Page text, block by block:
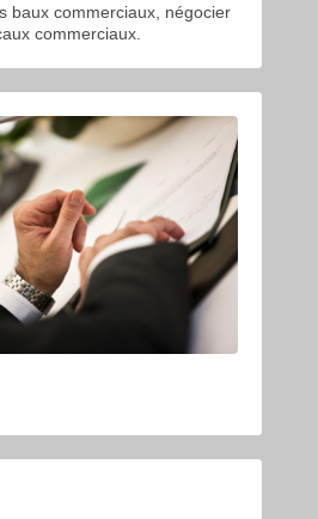
baux commerciaux, négocier
commerciaux.